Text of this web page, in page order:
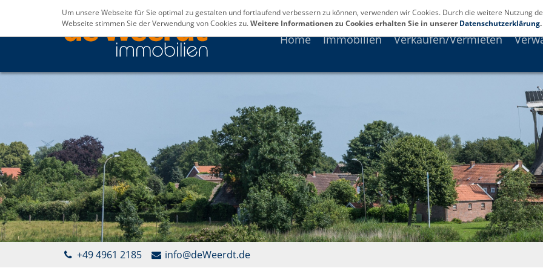
Home Immobilien Verkaufen/Vermieten
+49 4961 2185 info@deWeerdt.de
Um unsere Webseite für Sie optimal zu gestalten und fortlaufend verbessern zu können, verwenden wir Cookies. Durch die weitere Nutzung
Webseite stimmen Sie der Verwendung von Cookies zu.Weitere Informationen zu Cookies erhalten Sie in unsererDatenschutzerklärung.